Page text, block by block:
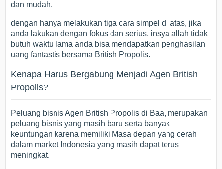
dan mudah.
dengan hanya melakukan tiga cara simpel di atas, jika
anda lakukan dengan fokus dan serius, insya allah tidak
butuh waktu lama anda bisa mendapatkan penghasilan
uang fantastis bersama British Propolis.
Kenapa Harus Bergabung Menjadi Agen British
Propolis?
Peluang bisnis Agen British Propolis di Baa, merupakan
peluang bisnis yang masih baru serta banyak
keuntungan karena memiliki Masa depan yang cerah
dalam market Indonesia yang masih dapat terus
meningkat.